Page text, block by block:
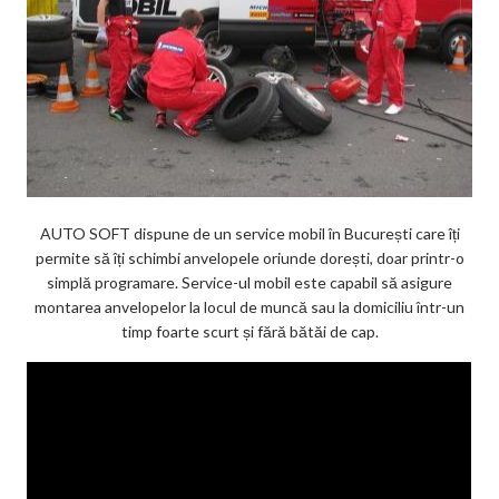
AUTO SOFT dispune de un service mobil în București care îți
permite să îți schimbi anvelopele oriunde dorești, doar printr-o
simplă programare. Service-ul mobil este capabil să asigure
montarea anvelopelor la locul de muncă sau la domiciliu într-un
timp foarte scurt și fără bătăi de cap.